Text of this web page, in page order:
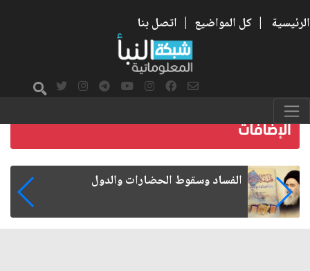
الرئيسية | كل المواضيع | اتصل بنا
رواتب الموظفين على صفيح ساخن